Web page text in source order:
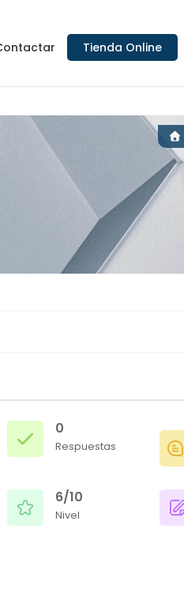
Tienda Online
0
Respuestas
6/10
Nivel